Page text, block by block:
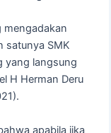
mengadakan
satunya SMK
yang langsung
H Herman Deru
apabila jika